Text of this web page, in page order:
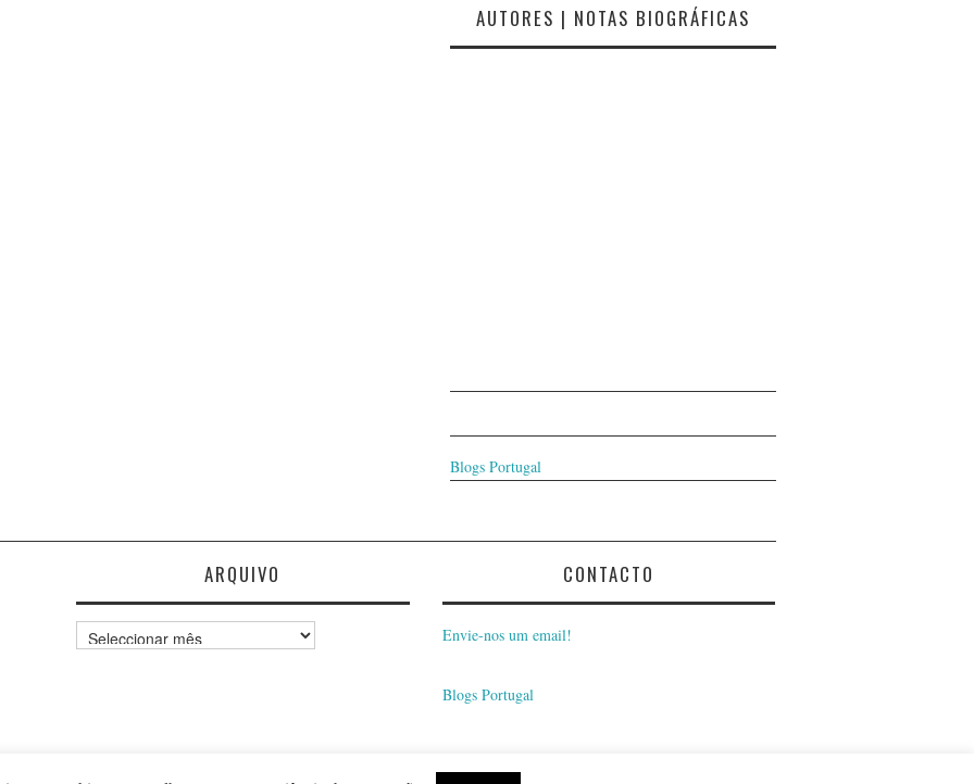
AUTORES | NOTAS BIOGRÁFICAS
Blogs Portugal
ARQUIVO
Arquivo
CONTACTO
Envie-nos um email!
Blogs Portugal